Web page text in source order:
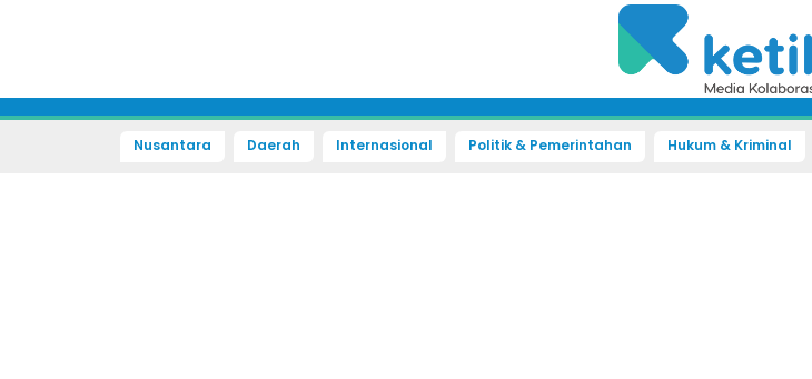
Nusantara Daerah Internasional Politik & Pemerintahan Hukum & Kriminal